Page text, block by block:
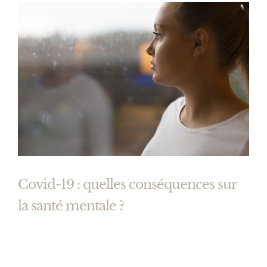
Covid-19 : quelles conséquences sur
la santé mentale ?